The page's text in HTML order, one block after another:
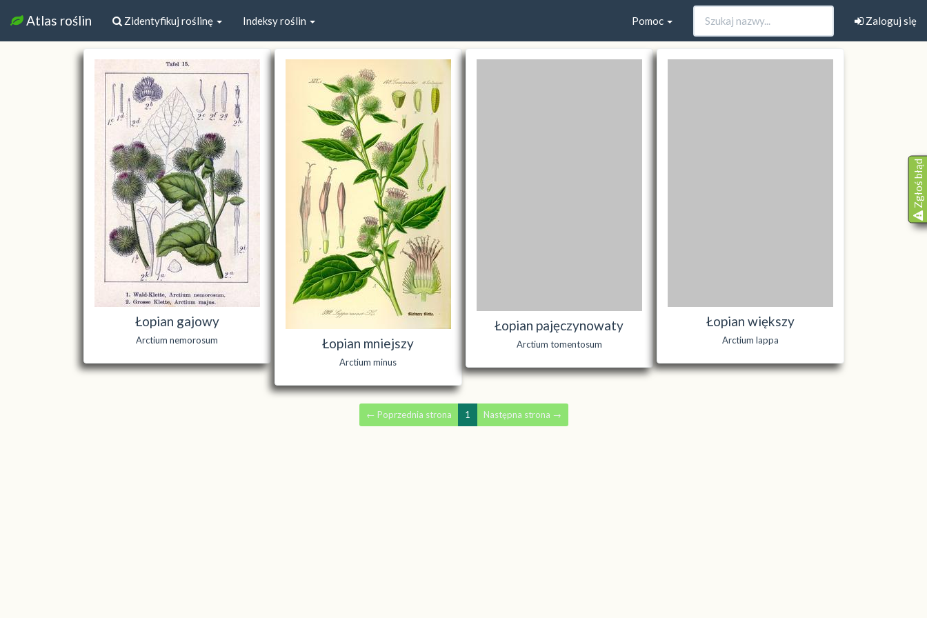
Atlas roślin Zidentyfikuj roślinę Indeksy roślin Zaloguj się
Pomoc
Łopian gajowy
Arctium nemorosum Łopian mniejszy
Arctium minus
Łopian pajęczynowaty
Arctium tomentosum
Łopian większy
Arctium lappa
← Poprzednia strona 1 Następna strona →
Zgłoś błąd